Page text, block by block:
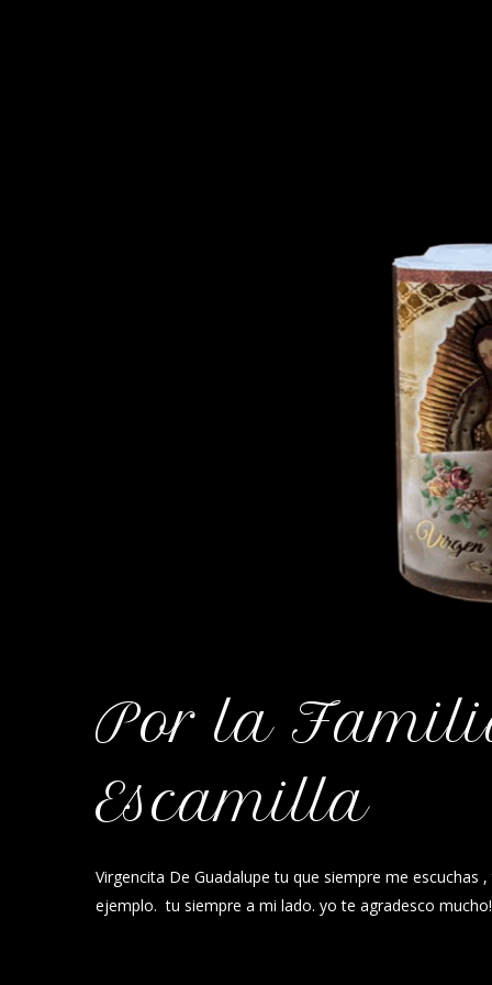
Por la
Escamilla
Virgencita De Guadalupe tu que siempre me
ejemplo. tu siempre a mi lado. yo te agradesco mucho!